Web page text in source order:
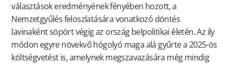
választások eredményének fényében hozott, a
Nemzetgyűlés feloszlatására vonatkozó döntés
lavinaként söpört végig az ország belpolitikai életén. Az ily
módon egyre növekvő hógolyó maga alá gyűrte a 2025-ös
költségvetést is, amelynek megszavazására még mindig